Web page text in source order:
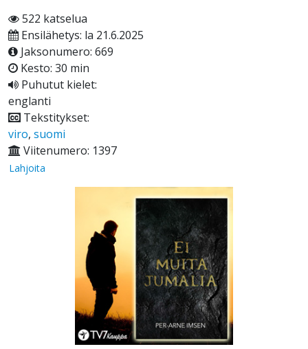
522 katselua
Ensilähetys: la 21.6.2025
Jaksonumero: 669
Kesto: 30 min
Puhutut kielet:
englanti
Tekstitykset:
viro, suomi
Viitenumero: 1397
Lahjoita